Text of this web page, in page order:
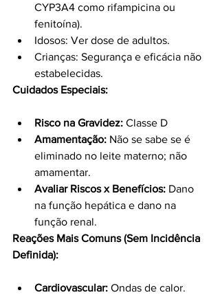
CYP3A4 como rifampicina ou
fenitoína).
Idosos: Ver dose de adultos.
Crianças: Segurança e eficácia não
estabelecidas.
Cuidados Especiais:
Risco na Gravidez: Classe D
Amamentação: Não se sabe se é
eliminado no leite materno; não
amamentar.
Avaliar Riscos x Benefícios: Dano
na função hepática e dano na
função renal.
Reações Mais Comuns (Sem Incidência
Definida):
Cardiovascular: Ondas de calor.